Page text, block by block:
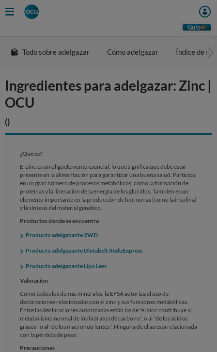
to
Guio
Todo sobre adelgazar Cómo adelgazar Índice de
Ingredientes para adelgazar: Zinc |
OCU
()
¿Qué es?
El zinc es un oligoelemento esencial, lo que significa que debe estar
presente en la alimentación para garantizar una buena salud. Participa
en un gran número de procesos metabólicos, como la formación de
proteínas y la liberación de la energía de los glúcidos. También es un
elemento importante en la producción de hormonas (como la insulina)
y la síntesis del material genético.
Productos donde se encuentra
Producto adelgazante 2WD
Producto adelgazante Dietabelt ReduExpress
Producto adelgazante Lipo Less
Valoración
Como todos los demás minerales, la EFSA autoriza el uso de
declaraciones relacionadas con el zinc y sus funciones metabólicas.
Entre las declaraciones autorizadas están las de "el zinc contribuye al
metabolismo normal de los hidratos de carbono", o al "de los ácidos
grasos" o al "de los macronutrientes". Ninguna de ellas está relacionada
con la pérdida de peso.
Precauciones